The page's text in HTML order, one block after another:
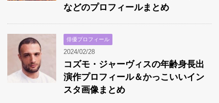
などのプロフィールまとめ
俳優プロフィール
2024/02/28
コズモ・ジャーヴィスの年齢身長出
演作プロフィール＆かっこいいイン
スタ画像まとめ